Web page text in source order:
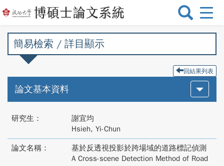
選
切
簡易檢索 / 詳目顯示
回結果列表
論文基本資料
研究生：
謝宜均
Hsieh, Yi-Chun
論文名稱：
基於反透視投影於跨場域的道路標記偵測
A Cross-scene Detection Method of Road